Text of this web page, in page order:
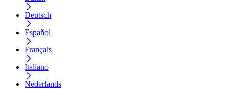
Deutsch
Español
Français
Italiano
Nederlands